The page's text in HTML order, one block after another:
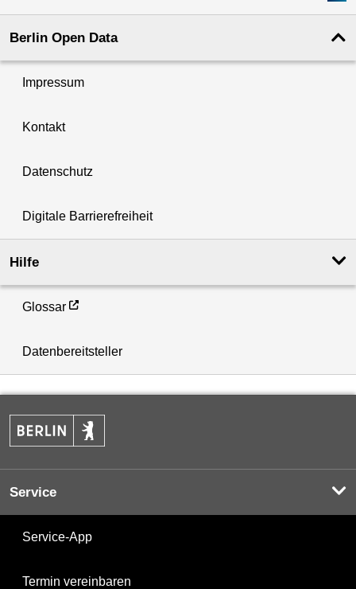
Berlin Open Data
Impressum
Kontakt
Datenschutz
Digitale Barrierefreiheit
Hilfe
Glossar
Datenbereitsteller
Service
Service-App
Termin vereinbaren